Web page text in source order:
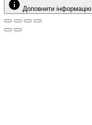
Доповнити інформацію